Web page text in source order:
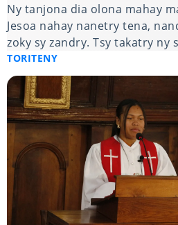
Ny tanjona dia olona mahay
Jesoa nahay nanetry tena,
zoky sy zandry. Tsy takatry ny
TORITENY